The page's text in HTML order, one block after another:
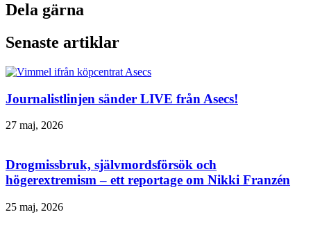
Dela gärna
Senaste artiklar
Journalistlinjen sänder LIVE från Asecs!
27 maj, 2026
Drogmissbruk, självmordsförsök och
högerextremism – ett reportage om Nikki Franzén
25 maj, 2026